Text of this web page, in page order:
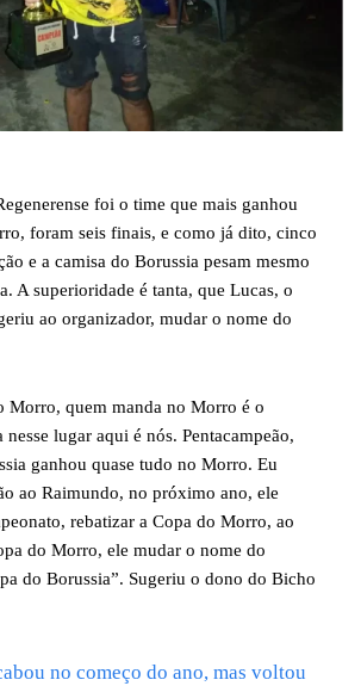
foi o time que mais ganhou
foram seis finais, e como já dito, cinco
e a camisa do Borussia pesam mesmo
A superioridade é tanta, que Lucas, o
ao organizador, mudar o nome do
Morro, quem manda no Morro é o
lugar aqui é nós. Pentacampeão,
ganhou quase tudo no Morro. Eu
ao Raimundo, no próximo ano, ele
rebatizar a Copa do Morro, ao
do Morro, ele mudar o nome do
do Borussia”. Sugeriu o dono do Bicho
no começo do ano, mas voltou